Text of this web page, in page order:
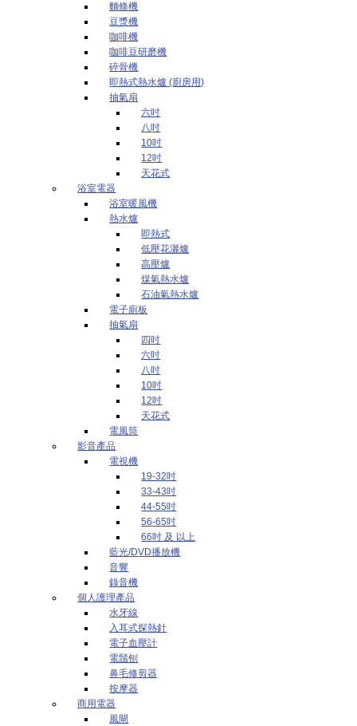
麵條機
豆漿機
咖啡機
咖啡豆研磨機
碎骨機
即熱式熱水爐 (廚房用)
抽氣扇
六吋
八吋
10吋
12吋
天花式
浴室電器
浴室暖風機
熱水爐
即熱式
低壓花灑爐
高壓爐
煤氣熱水爐
石油氣熱水爐
電子廁板
抽氣扇
四吋
六吋
八吋
10吋
12吋
天花式
電風筒
影音產品
電視機
19-32吋
33-43吋
44-55吋
56-65吋
66吋 及 以上
藍光/DVD播放機
音響
錄音機
個人護理產品
水牙線
入耳式探熱針
電子血壓計
電鬚刨
鼻毛修剪器
按摩器
商用電器
風閘